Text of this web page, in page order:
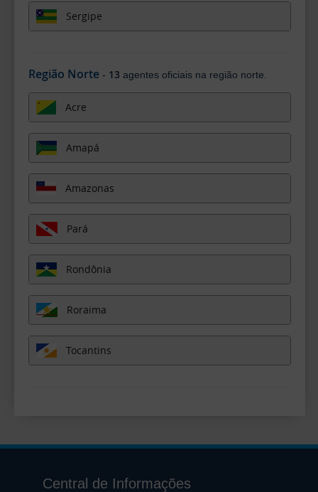
Sergipe
Região Norte - 13 agentes oficiais na região norte.
Acre
Amapá
Amazonas
Pará
Rondônia
Roraima
Tocantins
Central de Informações